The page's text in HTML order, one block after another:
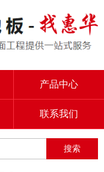
产品中心
联系我们